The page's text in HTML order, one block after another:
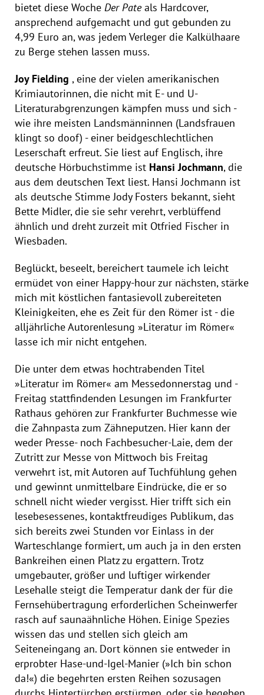
bietet diese Woche Der Pateals Hardcover,
ansprechend aufgemacht und gut gebunden zu
4,99 Euro an, was jedem Verleger die Kalkülhaare
zu Berge stehen lassen muss.
Joy Fielding , eine der vielen amerikanischen
Krimiautorinnen, die nicht mit E- und U-
Literaturabgrenzungen kämpfen muss und sich -
wie ihre meisten Landsmänninnen (Landsfrauen
klingt so doof) - einer beidgeschlechtlichen
Leserschaft erfreut. Sie liest auf Englisch, ihre
deutsche Hörbuchstimme ist Hansi Jochmann, die
aus dem deutschen Text liest. Hansi Jochmann ist
als deutsche Stimme Jody Fosters bekannt, sieht
Bette Midler, die sie sehr verehrt, verblüffend
ähnlich und dreht zurzeit mit Otfried Fischer in
Wiesbaden.
Beglückt, beseelt, bereichert taumele ich leicht
ermüdet von einer Happy-hour zur nächsten, stärke
mich mit köstlichen fantasievoll zubereiteten
Kleinigkeiten, ehe es Zeit für den Römer ist - die
alljährliche Autorenlesung »Literatur im Römer«
lasse ich mir nicht entgehen.
Die unter dem etwas hochtrabenden Titel
»Literatur im Römer« am Messedonnerstag und -
Freitag stattfindenden Lesungen im Frankfurter
Rathaus gehören zur Frankfurter Buchmesse wie
die Zahnpasta zum Zähneputzen. Hier kann der
weder Presse- noch Fachbesucher-Laie, dem der
Zutritt zur Messe von Mittwoch bis Freitag
verwehrt ist, mit Autoren auf Tuchfühlung gehen
und gewinnt unmittelbare Eindrücke, die er so
schnell nicht wieder vergisst. Hier trifft sich ein
lesebesessenes, kontaktfreudiges Publikum, das
sich bereits zwei Stunden vor Einlass in der
Warteschlange formiert, um auch ja in den ersten
Bankreihen einen Platz zu ergattern. Trotz
umgebauter, größer und luftiger wirkender
Lesehalle steigt die Temperatur dank der für die
Fernsehübertragung erforderlichen Scheinwerfer
rasch auf saunaähnliche Höhen. Einige Spezies
wissen das und stellen sich gleich am
Seiteneingang an. Dort können sie entweder in
erprobter Hase-und-Igel-Manier (»Ich bin schon
da!«) die begehrten ersten Reihen sozusagen